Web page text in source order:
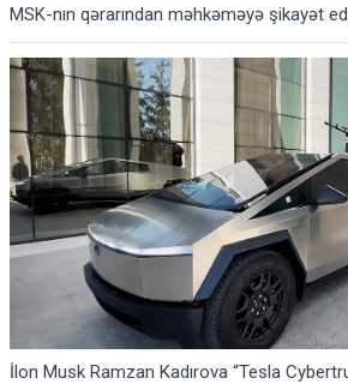
MSK-nın qərarından məhkəməyə şikayət
İlon Musk Ramzan Kadırova “Tesla